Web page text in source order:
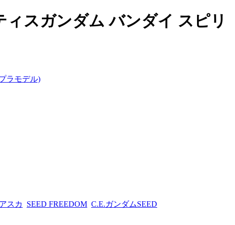
スガンダム バンダイ スピリ
ラモデル)
スカ SEED FREEDOM C.E.ガンダムSEED